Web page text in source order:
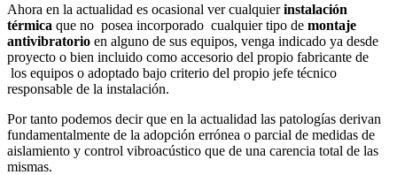
Ahora en la actualidad es ocasional ver cualquierinstalación
térmica que no posea incorporado cualquier tipo de montaje
antivibratorio en alguno de sus equipos, venga indicado ya desde
proyecto o bien incluido como accesorio del propio fabricante de
los equipos o adoptado bajo criterio del propio jefe técnico
responsable de la instalación.
Por tanto podemos decir que en la actualidad las patologías derivan
fundamentalmente de la adopción errónea o parcial de medidas de
aislamiento y control vibroacústico que de una carencia total de las
mismas.